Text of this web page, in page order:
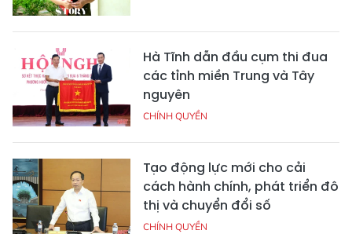
Hà Tĩnh dẫn đầu cụm thi đua
các tỉnh miền Trung và Tây
nguyên
CHÍNH QUYỀN
Tạo động lực mới cho cải
cách hành chính, phát triển đô
thị và chuyển đổi số
CHÍNH QUYỀN